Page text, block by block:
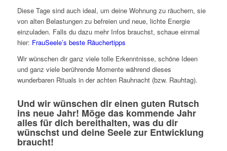
Diese Tage sind auch ideal, um deine Wohnung zu räuchern, sie
von alten Belastungen zu befreien und neue, lichte Energie
einzuladen. Falls du dazu mehr Infos brauchst, schaue einmal
hier: FrauSeele’s beste Räuchertipps
Wir wünschen dir ganz viele tolle Erkenntnisse, schöne Ideen
und ganz viele berührende Momente während dieses
wunderbaren Rituals in der achten Rauhnacht (bzw. Rauhtag).
Und wir wünschen dir einen guten Rutsch
ins neue Jahr! Möge das kommende Jahr
alles für dich bereithalten, was du dir
wünschst und deine Seele zur Entwicklung
braucht!